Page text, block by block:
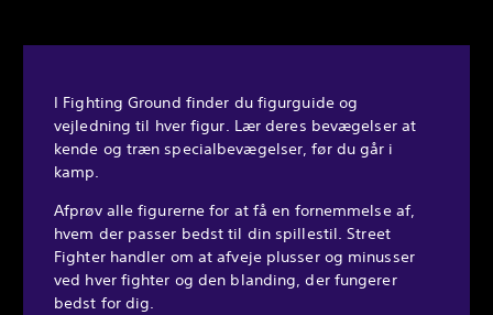
I Fighting Ground finder du figurguide og
vejledning til hver figur. Lær deres bevægelser at
kende og træn specialbevægelser, før du går i
kamp.
Afprøv alle figurerne for at få en fornemmelse af,
hvem der passer bedst til din spillestil. Street
Fighter handler om at afveje plusser og minusser
ved hver fighter og den blanding, der fungerer
bedst for dig.